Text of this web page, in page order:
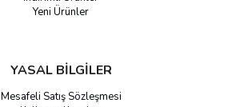
Yeni Ürünler
YASAL BİLGİLER
Mesafeli Satış Sözleşmesi